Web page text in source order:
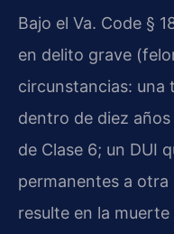
Bajo el Va. Code §
en delito grave
circunstancias: una
dentro de diez
de Clase 6; un DUI
permanentes a otra
resulte en la